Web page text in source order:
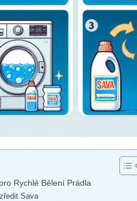
Rychlé Bělení Prádla
Sava